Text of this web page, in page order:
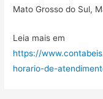
Mato Grosso do Sul,
Leia mais em
https://
horario-de-